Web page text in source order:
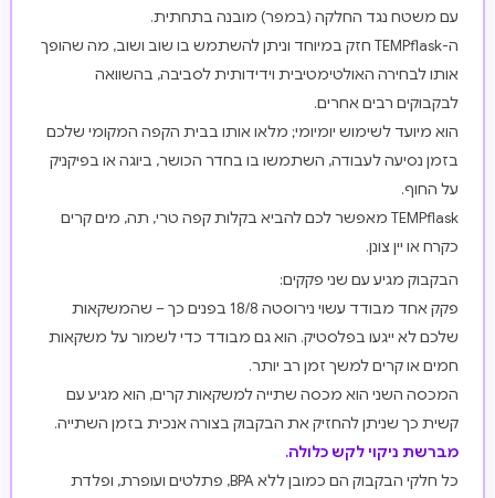
עם משטח נגד החלקה (במפר) מובנה בתחתית.
ה-TEMPflask חזק במיוחד וניתן להשתמש בו שוב ושוב, מה שהופך
אותו לבחירה האולטימטיבית וידידותית לסביבה, בהשוואה
לבקבוקים רבים אחרים.
הוא מיועד לשימוש יומיומי; מלאו אותו בבית הקפה המקומי שלכם
בזמן נסיעה לעבודה, השתמשו בו בחדר הכושר, ביוגה או בפיקניק
על החוף.
TEMPflask מאפשר לכם להביא בקלות קפה טרי, תה, מים קרים
כקרח או יין צונן.
הבקבוק מגיע עם שני פקקים:
פקק אחד מבודד עשוי נירוסטה 18/8 בפנים כך – שהמשקאות
שלכם לא ייגעו בפלסטיק. הוא גם מבודד כדי לשמור על משקאות
חמים או קרים למשך זמן רב יותר.
המכסה השני הוא מכסה שתייה למשקאות קרים, הוא מגיע עם
קשית כך שניתן להחזיק את הבקבוק בצורה אנכית בזמן השתייה.
מברשת ניקוי לקש כלולה.
כל חלקי הבקבוק הם כמובן ללא BPA, פתלטים ועופרת, ופלדת